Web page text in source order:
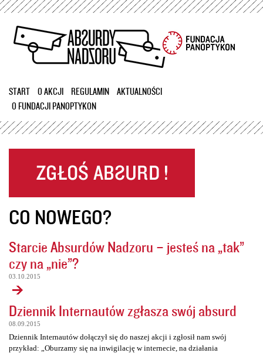
Przejdź
treści
START O AKCJI REGULAMIN
AKTUALNOŚCI
O FUNDACJI PANOPTYKON
CO NOWEGO?
Starcie Absurdów Nadzoru – jesteś na „tak”
czy na „nie”?
03.10.2015
Dziennik Internautów zgłasza swój absurd
08.09.2015
Dziennik Internautów dołączył się do naszej akcji i zgłosił nam swój
przykład: „Oburzamy się na inwigilację w internecie, na działania